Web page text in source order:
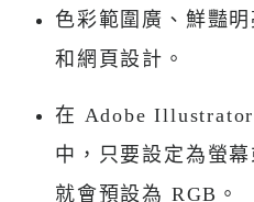
色彩範圍廣、鮮豔
和網頁設計。
在 Adobe Illustrator
中，只要設定為螢
就會預設為 RGB。